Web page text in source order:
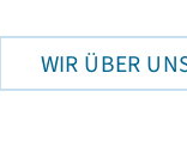
WIR ÜBER